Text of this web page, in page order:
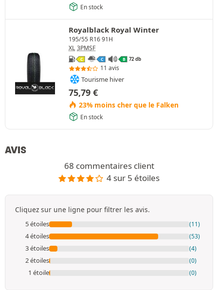
En stock
Royalblack Royal Winter
195/55 R16 91H
XL 3PMSF
C C B 72 db
11 avis
Tourisme hiver
75,79 €
23% moins cher que le Falken
En stock
AVIS
68 commentaires client
4 sur 5 étoiles
Cliquez sur une ligne pour filtrer les avis.
5 étoiles (11)
4 étoiles (53)
3 étoiles (4)
2 étoiles (0)
1 étoile (0)